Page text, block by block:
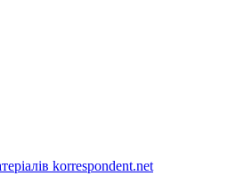
korrespondent.net